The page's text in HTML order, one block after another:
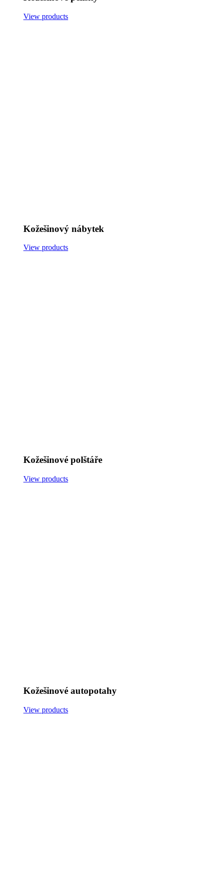
View products
Kožešinový nábytek
View products
Kožešinové polštáře
View products
Kožešinové autopotahy
View products